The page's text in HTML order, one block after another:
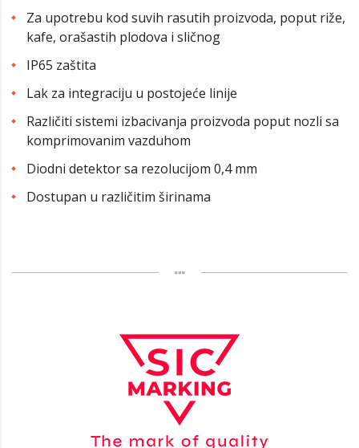
Za upotrebu kod suvih rasutih proizvoda, poput riže,
kafe, orašastih plodova i sličnog
IP65 zaštita
Lak za integraciju u postojeće linije
Različiti sistemi izbacivanja proizvoda poput nozli sa
komprimovanim vazduhom
Diodni detektor sa rezolucijom 0,4 mm
Dostupan u različitim širinama